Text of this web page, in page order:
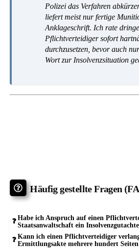
Polizei das Verfahren
liefert meist nur fertige
Anklageschrift. Ich rate
Pflichtverteidiger sofort
durchzusetzen, bevor auch
Wort zur Insolvenzsituation
Häufig gestellte Fragen
Habe ich Anspruch auf einen
Staatsanwaltschaft ein
Kann ich einen Pflichtverteidiger
Ermittlungsakte mehrere hundert